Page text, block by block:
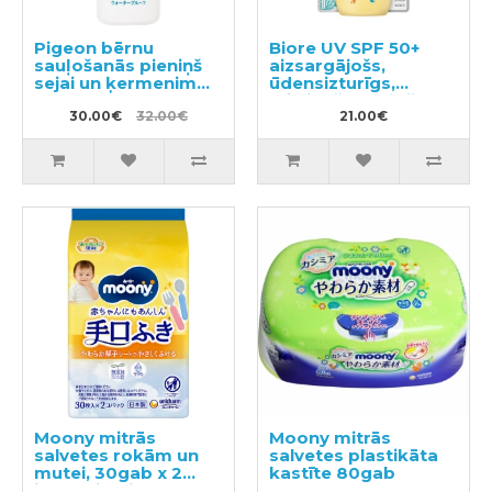
Pigeon bērnu
sauļošanās pieniņš
sejai un ķermenim
UV SPF50 50g
30.00€ 32.00€
Biore UV SPF 50+
aizsargājošs,
ūdensizturīgs,
mitrinošs sauļošanās
pieniņš bērniem
70ml
21.00€
Moony mitrās
salvetes rokām un
mutei, 30gab x 2
Moony mitrās
salvetes plastikāta
kastīte 80gab